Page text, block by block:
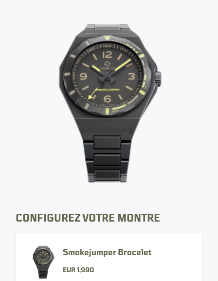
ÉDITION DECLASSIFIED
CONFIGUREZ VOTRE MONTRE
Smokejumper Bracelet
EUR 1,990